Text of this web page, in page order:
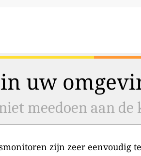
uw
meedoen aan
zijn zeer eenvoudig